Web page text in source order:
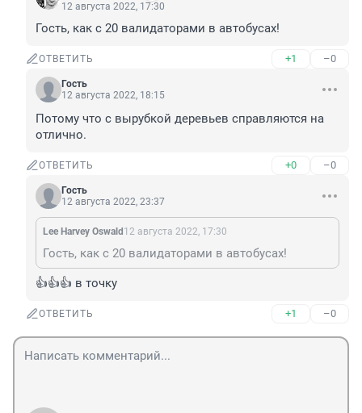
12 августа 2022, 17:30
Гость, как с 20 валидаторами в автобусах!
ОТВЕТИТЬ +1 –0
Гость
12 августа 2022, 18:15
Потому что с вырубкой деревьев справляются на
отлично.
ОТВЕТИТЬ +0 –0
Гость
12 августа 2022, 23:37
Lee Harvey Oswald 12 августа 2022, 17:30
Гость, как с 20 валидаторами в автобусах!
👍👍👍 в точку
ОТВЕТИТЬ +1 –0